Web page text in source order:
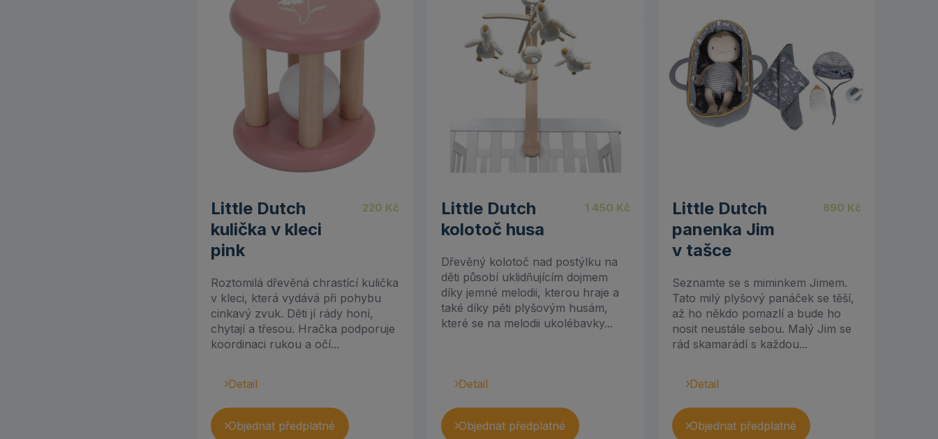
Little Dutch
kulička v kleci
pink
220 Kč
Roztomilá dřevěná chrastící kulička
v kleci, která vydává při pohybu
cinkavý zvuk. Děti jí rády honí,
chytají a třesou. Hračka podporuje
koordinaci rukou a očí...
Detail
Objednat předplatné
Little Dutch
kolotoč husa
1 450 Kč
Dřevěný kolotoč nad postýlku na
děti působí uklidňujícím dojmem
díky jemné melodii, kterou hraje a
také díky pěti plyšovým husám,
které se na melodii ukolébavky...
Detail
Objednat předplatné
Little Dutch
panenka Jim
v tašce
890 Kč
Seznamte se s miminkem Jimem.
Tato milý plyšový panáček se těší,
až ho někdo pomazlí a bude ho
nosit neustále sebou. Malý Jim se
rád skamarádí s každou...
Detail
Objednat předplatné